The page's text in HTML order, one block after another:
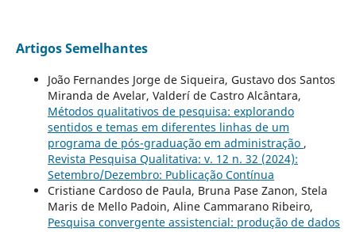
Artigos Semelhantes
João Fernandes Jorge de Siqueira, Gustavo dos Santos
Miranda de Avelar, Valderí de Castro Alcântara,
Métodos qualitativos de pesquisa: explorando
sentidos e temas em diferentes linhas de um
programa de pós-graduação em administração ,
Revista Pesquisa Qualitativa: v. 12 n. 32 (2024):
Setembro/Dezembro: Publicação Contínua
Cristiane Cardoso de Paula, Bruna Pase Zanon, Stela
Maris de Mello Padoin, Aline Cammarano Ribeiro,
Pesquisa convergente assistencial: produção de dados